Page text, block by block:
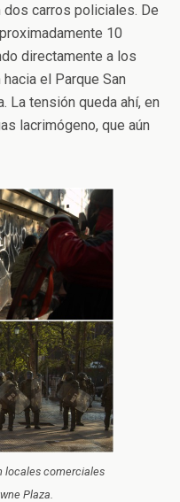
dos carros policiales. De
10
directamente a los
el Parque San
La tensión queda ahí, en
lacrimógeno, que aún
locales comerciales
Plaza.